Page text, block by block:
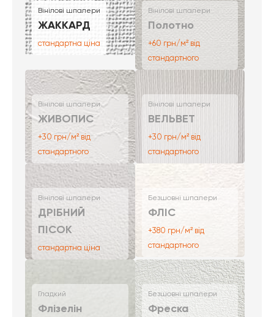
Вінілові шпалери
ЖАККАРД
стандартна ціна
Вінілові шпалери
Полотно
+60 грн/м² від
стандартного
Вінілові шпалери
ЖИВОПИС
+30 грн/м² від
стандартного
Вінілові шпалери
ВЕЛЬВЕТ
+30 грн/м² від
стандартного
Вінілові шпалери
ДРІБНИЙ
ПІСОК
стандартна ціна
Безшовні шпалери
ФЛІС
+380 грн/м² від
стандартного
Гладкий
Флізелін
Безшовні шпалери
Фреска